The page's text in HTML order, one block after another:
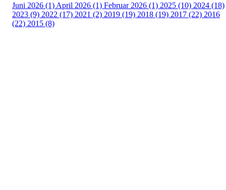
Juni 2026 (1) April 2026 (1) Februar 2026 (1) 2025 (10) 2024 (18)
2023 (9) 2022 (17) 2021 (2) 2019 (19) 2018 (19) 2017 (22) 2016
(22) 2015 (8)